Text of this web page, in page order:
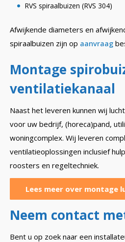
RVS spiraalbuizen (RVS 304)
Afwijkende diameters en
spiraalbuizen zijn op aanvraag
Montage
ventilatiekanaal
Naast het leveren kunnen wij
voor uw bedrijf, (horeca)pand,
woningcomplex. Wij leveren
ventilatieoplossingen inclusief
roosters en regeltechniek.
Lees meer over montage
Neem contact
Bent u op zoek naar een